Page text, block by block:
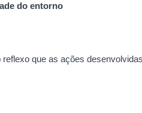
do entorno
que as ações